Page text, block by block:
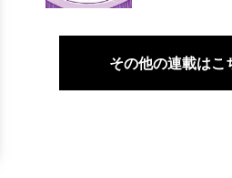
その他の連載はこ